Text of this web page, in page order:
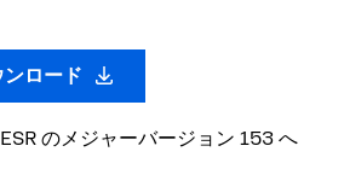
ロード
のメジャーバージョン 153 へ